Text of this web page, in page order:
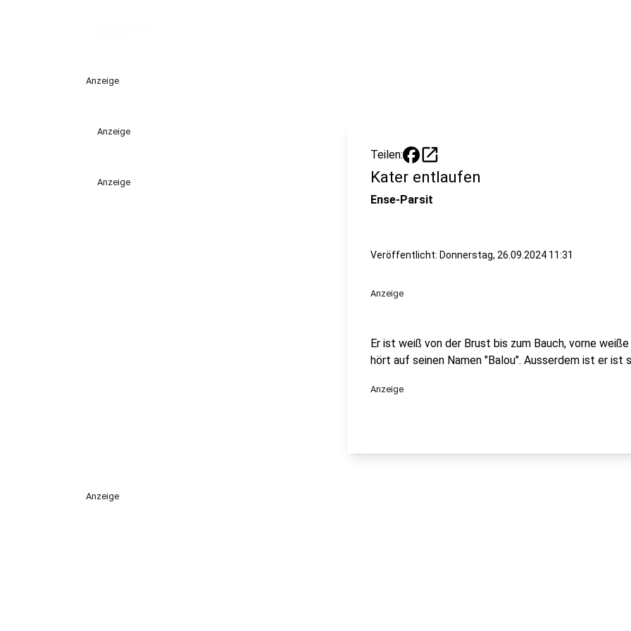
Anzeige
Anzeige
Anzeige
Teilen: open_in_new
Kater entlaufen
Ense-Parsit
Veröffentlicht: Donnerstag, 26.09.2024 11:31
Anzeige
Er ist weiß von der Brust bis zum Bauch, vorne
hört auf seinen Namen "Balou". Ausserdem ist er ist
Anzeige
Anzeige